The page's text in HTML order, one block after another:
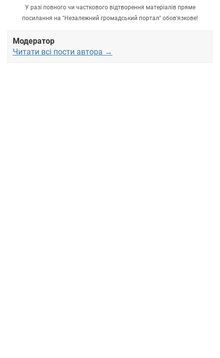
У разі повного чи часткового відтворення матеріалів пряме
посилання на "Незалежний громадський портал" обов'язкове!
Модератор
Читати всі пости автора →